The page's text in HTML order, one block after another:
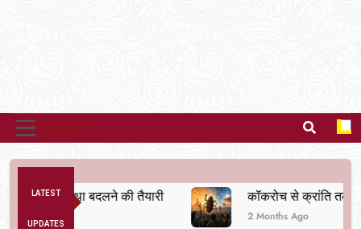
LATEST
UPDATES
व्यवस्था बदलने की तैयारी कॉकरोच से क्रांति तक
2 Months Ago